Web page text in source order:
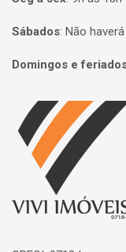
Sábados: Não
Domingos e
Página inicial